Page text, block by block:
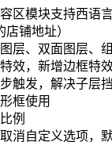
区模块支持西
铺地址）
层、双面图层、
效，新增边框特
触发，解决子层
框使用
例
消自定义选项，